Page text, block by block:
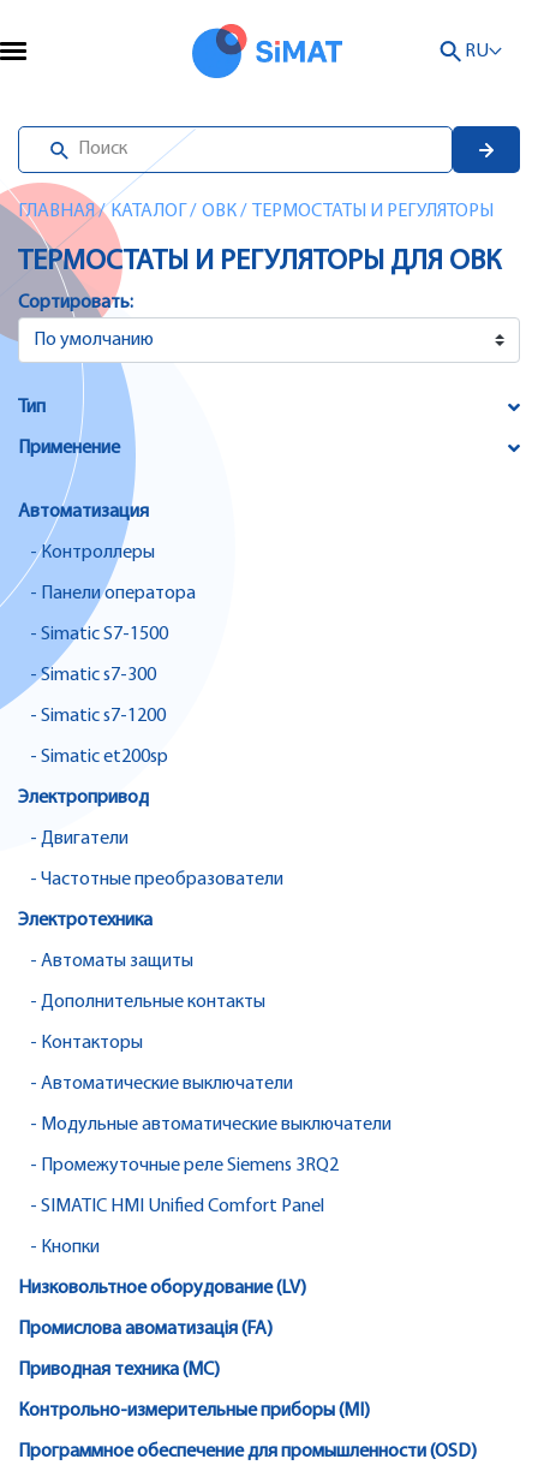
RU
ГЛАВНАЯ/ КАТАЛОГ / ОВК/ ТЕРМОСТАТЫ И РЕГУЛЯТОРЫ
ТЕРМОСТАТЫ И РЕГУЛЯТОРЫ ДЛЯ ОВК
Сортировать:
Тип
Применение
Автоматизация
- Контроллеры
- Панели оператора
- Simatic S7-1500
- Simatic s7-300
- Simatic s7-1200
- Simatic et200sp
Электропривод
- Двигатели
- Частотные преобразователи
Электротехника
- Автоматы защиты
- Дополнительные контакты
- Контакторы
- Автоматические выключатели
- Модульные автоматические выключатели
- Промежуточные реле Siemens 3RQ2
- SIMATIC HMI Unified Comfort Panel
- Кнопки
Низковольтное оборудование (LV)
Промислова авоматизація (FA)
Приводная техника (MC)
Контрольно-измерительные приборы (MI)
Программное обеспечение для промышленности (OSD)